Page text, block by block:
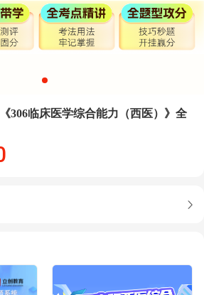
306临床医学综合能力（西医）》全